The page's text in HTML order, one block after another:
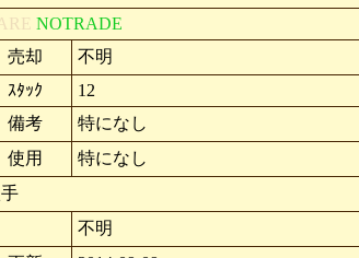
NOTRADE
売却
不明
ｽﾀｯｸ
12
備考
特になし
使用
特になし
不明